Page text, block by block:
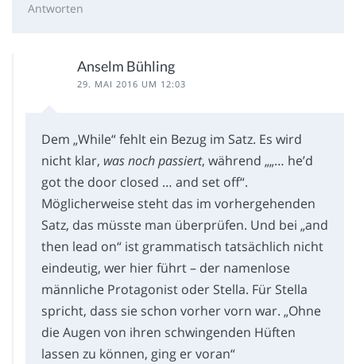
Antworten
Anselm Bühling
29. MAI 2016 UM 12:03
Dem „While“ fehlt ein Bezug im Satz. Es wird
nicht klar, was noch passiert, während „„… he’d
got the door closed … and set off“.
Möglicherweise steht das im vorhergehenden
Satz, das müsste man überprüfen. Und bei „and
then lead on“ ist grammatisch tatsächlich nicht
eindeutig, wer hier führt – der namenlose
männliche Protagonist oder Stella. Für Stella
spricht, dass sie schon vorher vorn war. „Ohne
die Augen von ihren schwingenden Hüften
lassen zu können, ging er voran“